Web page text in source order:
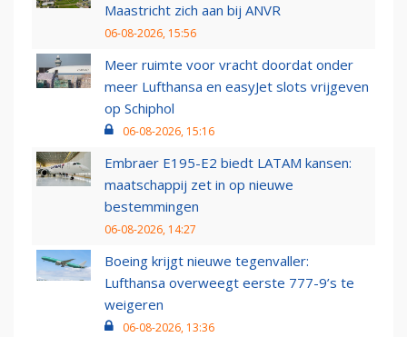
Maastricht zich aan bij ANVR
06-08-2026, 15:56
Meer ruimte voor vracht doordat onder
meer Lufthansa en easyJet slots vrijgeven
op Schiphol
06-08-2026, 15:16
Embraer E195-E2 biedt LATAM kansen:
maatschappij zet in op nieuwe
bestemmingen
06-08-2026, 14:27
Boeing krijgt nieuwe tegenvaller:
Lufthansa overweegt eerste 777-9’s te
weigeren
06-08-2026, 13:36